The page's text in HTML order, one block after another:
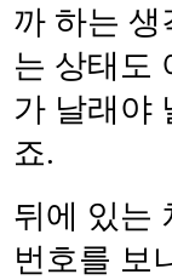
까 하는
는 상태도
가 날래야
죠.
뒤에 있는
번호를 보